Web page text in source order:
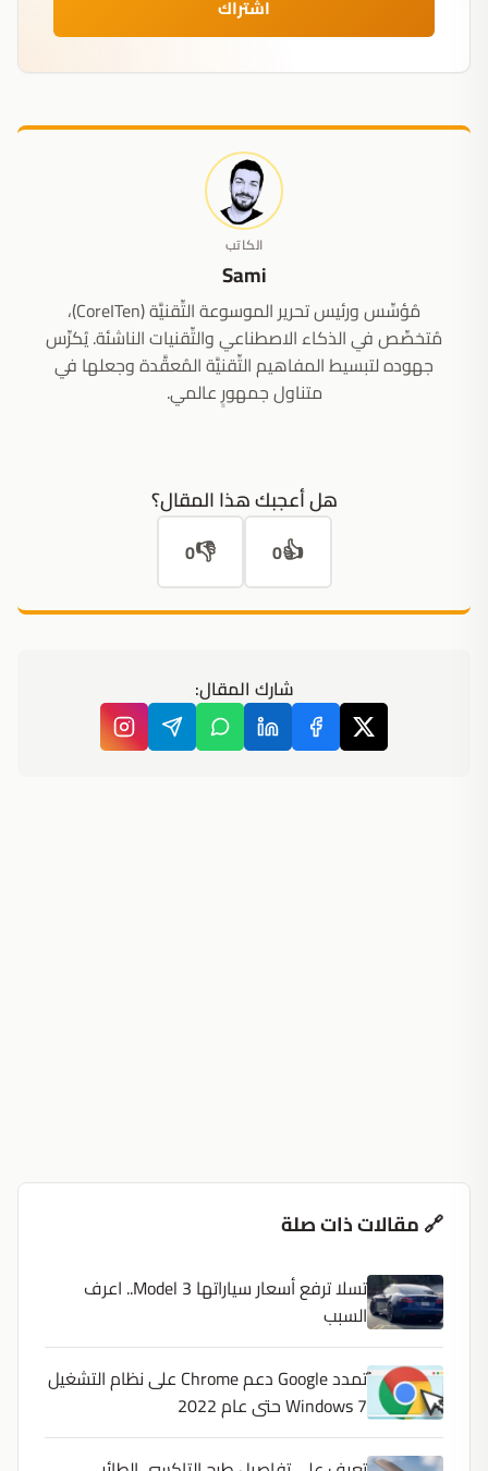
اشتراك
الكاتب
Sami
مُؤسِّس ورئيس تحرير الموسوعة التِّقنيَّة (CoreITen)،
مُتخصِّص في الذكاء الاصطناعي والتِّقنيات الناشئة. يُكرِّس
جهوده لتبسيط المفاهيم التِّقنيَّة المُعقَّدة وجعلها في
متناول جمهورٍ عالمي.
هل أعجبك هذا المقال؟
👍
0
👎
0
شارك المقال:
🔗 مقالات ذات صلة
تسلا ترفع أسعار سياراتها Model 3.. اعرف
السبب
تمدد Google دعم Chrome على نظام التشغيل
Windows 7 حتى عام 2022